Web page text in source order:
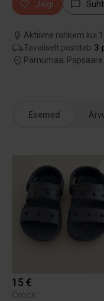
Jälgi
Aktiivne rohkem kui
Tavaliselt postitab 3
Pärnumaa, Papsaare
Esemed
15 €
Crocs